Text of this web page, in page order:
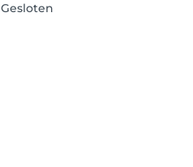
Gesloten